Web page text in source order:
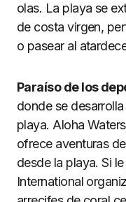
olas. La playa se
de costa virgen,
o pasear al
Paraíso de los
donde se
playa. Aloha
ofrece aventuras
desde la playa. Si
International